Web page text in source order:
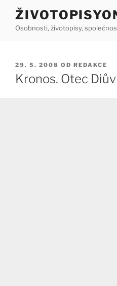
Přejít
obsahuOsobnosti, životopisy,
PUBLIKOVÁNO
29. 5. 2008 OD REDAKCE
Kronos. Otec Diův